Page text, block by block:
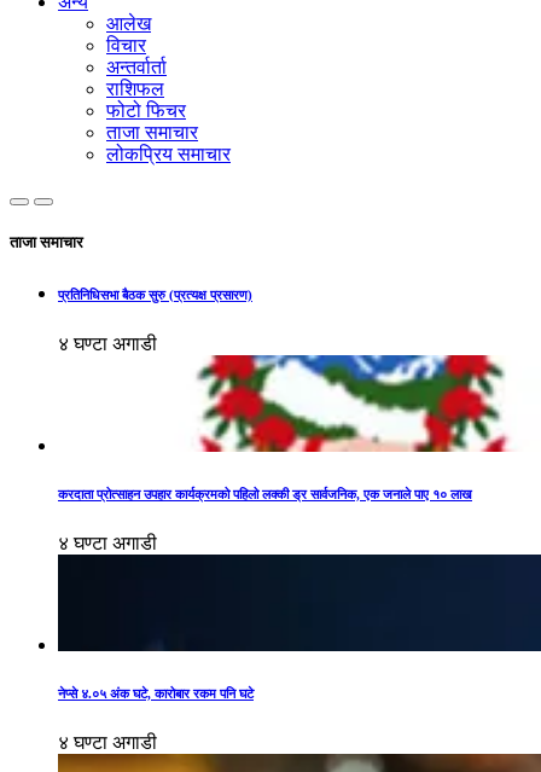
आलेख
विचार
अन्तर्वार्ता
राशिफल
फोटो फिचर
ताजा समाचार
लोकप्रिय समाचार
ताजा समाचार
प्रतिनिधिसभा बैठक सुरु (प्रत्यक्ष प्रसारण)
४ घण्टा अगाडी
करदाता प्रोत्साहन उपहार कार्यक्रमको पहिलो लक्की ड्र सार्वजनिक, एक जनाले पाए १० लाख
४ घण्टा अगाडी
नेप्से ४.०५ अंक घटे, कारोबार रकम पनि घटे
४ घण्टा अगाडी